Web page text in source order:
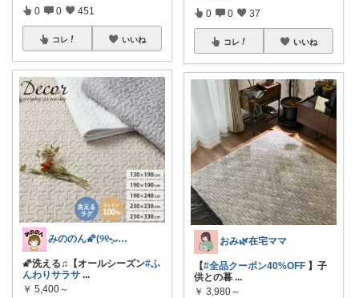
0 0 451
コレ いいね
みののん🌠(୨୧•͈ᴗ•͈)感謝♡
🌠洗える♫【オールシーズン#ふ
んわりサラサ ...
￥ 5,400～
0 0 37
コレ いいね
おみ🌿在宅ママ
【#全品クーポン40%OFF 】子
供との暮 ...
￥ 3,980～